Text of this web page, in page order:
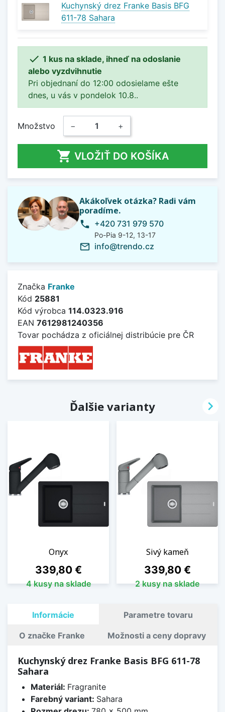
Kuchynský drez Franke Basis BFG
611-78 Sahara
 1 kus na sklade, ihneď na odoslanie
alebo vyzdvihnutie
Pri objednaní do 12:00 odosielame ešte
dnes, u vás v pondelok 10.8..
Množstvo − +
 VLOŽIŤ DO KOŠÍKA
Akákoľvek otázka? Radi vám
poradíme.
phone +420 731 979 570
Po-Pia 9-12, 13-17
mail_outline info@trendo.cz
Značka Franke
Kód 25881
Kód výrobca 114.0323.916
EAN 7612981240356
Tovar pochádza z oficiálnej distribúcie pre ČR
Ďalšie varianty
Onyx
Cena
339,80 €
4 kusy na sklade
Sivý kameň
Cena
339,80 €
2 kusy na sklade

Informácie Parametre tovaru
O značke Franke Možnosti a ceny dopravy
Kuchynský drez Franke Basis BFG 611-78
Sahara
Materiál: Fragranite
Farebný variant: Sahara